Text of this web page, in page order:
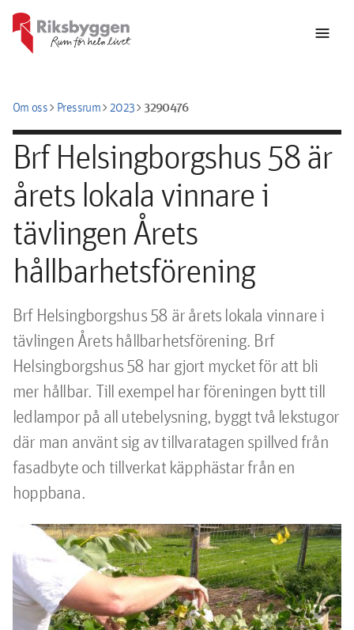
menu
Om osschevron_rightPressrumchevron_right2023chevron_right3290476
Brf Helsingborgshus 58 är
årets lokala vinnare i
tävlingen Årets
hållbarhetsförening
Brf Helsingborgshus 58 är årets lokala vinnare i
tävlingen Årets hållbarhetsförening. Brf
Helsingborgshus 58 har gjort mycket för att bli
mer hållbar. Till exempel har föreningen bytt till
ledlampor på all utebelysning, byggt två lekstugor
där man använt sig av tillvaratagen spillved från
fasadbyte och tillverkat käpphästar från en
hoppbana.